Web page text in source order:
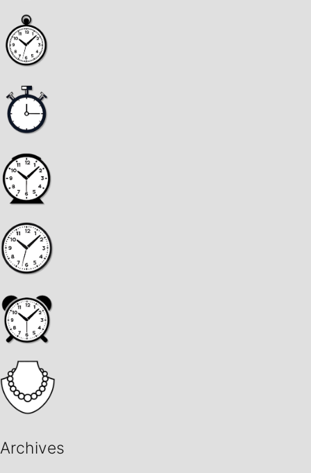
Archives